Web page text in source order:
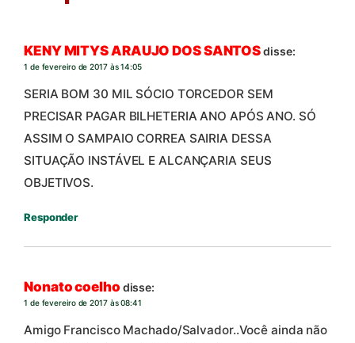
KENY MITYS ARAUJO DOS SANTOSdisse:
1 de fevereiro de 2017 às 14:05
SERIA BOM 30 MIL SÓCIO TORCEDOR SEM
PRECISAR PAGAR BILHETERIA ANO APÓS ANO. SÓ
ASSIM O SAMPAIO CORREA SAIRIA DESSA
SITUAÇÃO INSTÁVEL E ALCANÇARIA SEUS
OBJETIVOS.
Responder
Nonato coelho disse:
1 de fevereiro de 2017 às 08:41
Amigo Francisco Machado/Salvador..Você ainda não